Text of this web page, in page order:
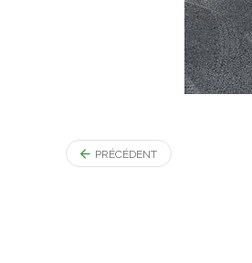
PRÉCÉDENT